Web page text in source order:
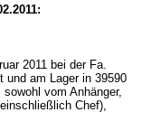
2011 bei der Fa.
und am Lager in 39590
vom Anhänger,
Chef),